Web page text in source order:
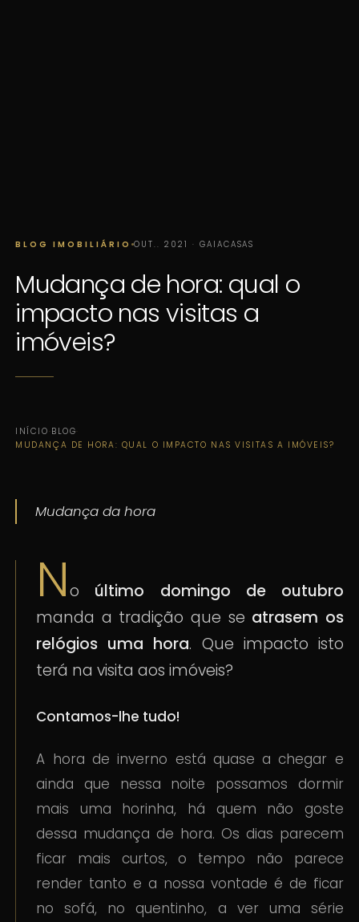
BLOG IMOBILIÁRIO OUT.. 2021 · GAIACASAS
Mudança de hora: qual o
impacto nas visitas a
imóveis?
INÍCIO·BLOG·
MUDANÇA DE HORA: QUAL O IMPACTO NAS VISITAS A IMÓVEIS?
Mudança da hora
No último domingo de outubro
manda a tradição que se atrasem os
relógios uma hora. Que impacto isto
terá na visita aos imóveis?
Contamos-lhe tudo!
A hora de inverno está quase a chegar e
ainda que nessa noite possamos dormir
mais uma horinha, há quem não goste
dessa mudança de hora. Os dias parecem
ficar mais curtos, o tempo não parece
render tanto e a nossa vontade é de ficar
no sofá, no quentinho, a ver uma série